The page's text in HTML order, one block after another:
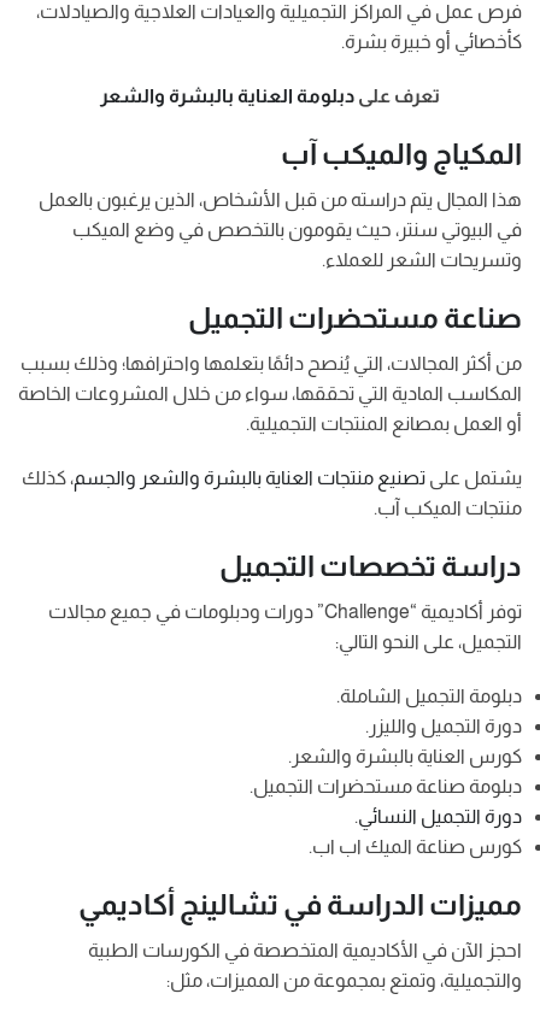
فرص عمل في المراكز التجميلية والعيادات العلاجية والصيادلات،
كأخصائي أو خبيرة بشرة.
تعرف على دبلومة العناية بالبشرة والشعر
المكياج والميكب آب
هذا المجال يتم دراسته من قبل الأشخاص، الذين يرغبون بالعمل
في البيوتي سنتر، حيث يقومون بالتخصص في وضع الميكب
وتسريحات الشعر للعملاء.
صناعة مستحضرات التجميل
من أكثر المجالات، التي يُنصح دائمًا بتعلمها واحترافها؛ وذلك بسبب
المكاسب المادية التي تحققها، سواء من خلال المشروعات الخاصة
أو العمل بمصانع المنتجات التجميلية.
يشتمل على تصنيع منتجات العناية بالبشرة والشعر والجسم، كذلك
منتجات الميكب آب.
دراسة تخصصات التجميل
توفر أكاديمية “Challenge” دورات ودبلومات في جميع مجالات
التجميل، على النحو التالي:
دبلومة التجميل الشاملة.
دورة التجميل والليزر.
كورس العناية بالبشرة والشعر.
دبلومة صناعة مستحضرات التجميل.
دورة التجميل النسائي.
كورس صناعة الميك اب اب.
مميزات الدراسة في تشالينج أكاديمي
احجز الآن في الأكاديمية المتخصصة في الكورسات الطبية
والتجميلية، وتمتع بمجموعة من المميزات، مثل: